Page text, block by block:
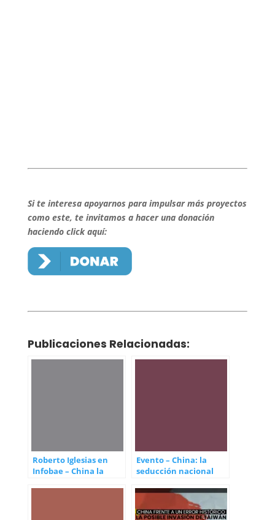
Si te interesa apoyarnos para impulsar más proyectos
como este, te invitamos a hacer una donación
haciendo click aquí:
Publicaciones Relacionadas:
Roberto Iglesias en
Infobae – China la
Evento – China: la
seducción nacional
régimen